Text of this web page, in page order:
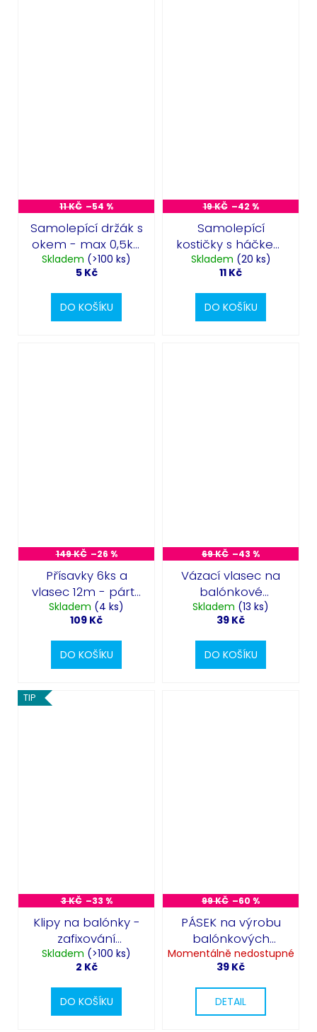
11 KČ –54 %
Samolepící držák s
okem - max 0,5kg
- 1ks
Skladem (>100 ks)
5 Kč
DO KOŠÍKU
19 KČ –42 %
Samolepící
kostičky s háčkem
max 1kg - 1ks
Skladem (20 ks)
11 Kč
DO KOŠÍKU
149 KČ –26 %
Přísavky 6ks a
vlasec 12m - párty
dekorace
Skladem (4 ks)
109 Kč
DO KOŠÍKU
69 KČ –43 %
Vázací vlasec na
balónkové
dekorace
Skladem (13 ks)
39 Kč
DO KOŠÍKU
TIP
3 KČ –33 %
Klipy na balónky -
zafixování
nafouknutých
balónků
Skladem (>100 ks)
2 Kč
DO KOŠÍKU
99 KČ –60 %
PÁSEK na výrobu
balónkových
girland
Momentálně nedostupné
39 Kč
DETAIL